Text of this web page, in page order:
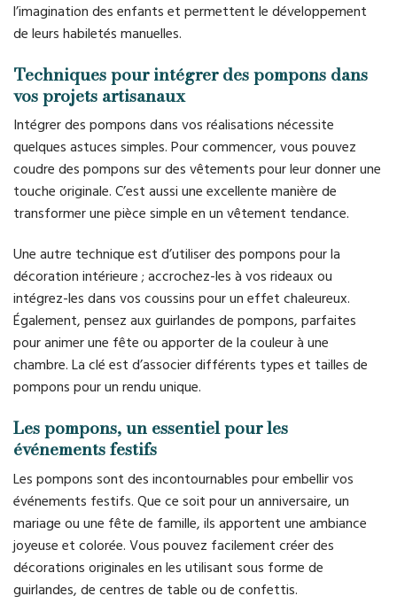
l’imagination des enfants et permettent le développement
de leurs habiletés manuelles.
Techniques pour intégrer des pompons dans
vos projets artisanaux
Intégrer des pompons dans vos réalisations nécessite
quelques astuces simples. Pour commencer, vous pouvez
coudre des pompons sur des vêtements pour leur donner une
touche originale. C’est aussi une excellente manière de
transformer une pièce simple en un vêtement tendance.
Une autre technique est d’utiliser des pompons pour la
décoration intérieure ; accrochez-les à vos rideaux ou
intégrez-les dans vos coussins pour un effet chaleureux.
Également, pensez aux guirlandes de pompons, parfaites
pour animer une fête ou apporter de la couleur à une
chambre. La clé est d’associer différents types et tailles de
pompons pour un rendu unique.
Les pompons, un essentiel pour les
événements festifs
Les pompons sont des incontournables pour embellir vos
événements festifs. Que ce soit pour un anniversaire, un
mariage ou une fête de famille, ils apportent une ambiance
joyeuse et colorée. Vous pouvez facilement créer des
décorations originales en les utilisant sous forme de
guirlandes, de centres de table ou de confettis.